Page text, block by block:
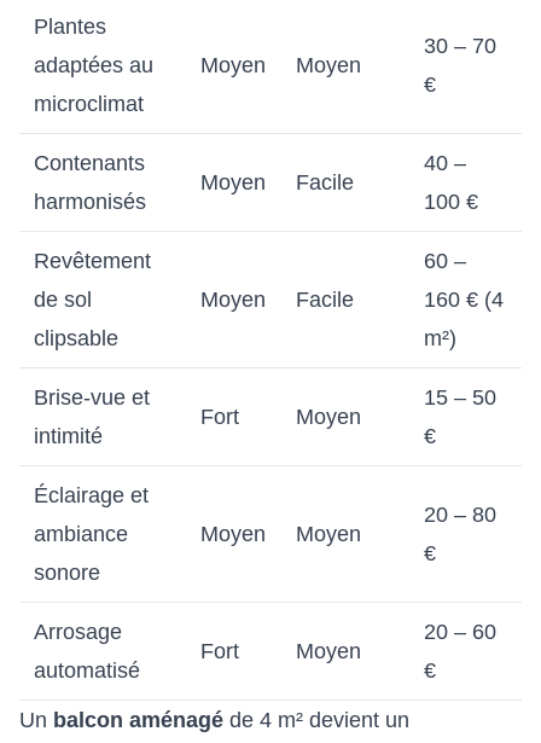
Plantes
adaptées au
microclimat
Moyen Moyen
30 – 70
€
Contenants
harmonisés
Moyen Facile
40 –
100 €
Revêtement
de sol
clipsable
Moyen Facile
60 –
160 € (4
m²)
Brise-vue et
intimité
Fort Moyen
15 – 50
€
Éclairage et
ambiance
sonore
Moyen Moyen
20 – 80
€
Arrosage
automatisé
Fort Moyen
20 – 60
€
Un balcon aménagé de 4 m² devient un